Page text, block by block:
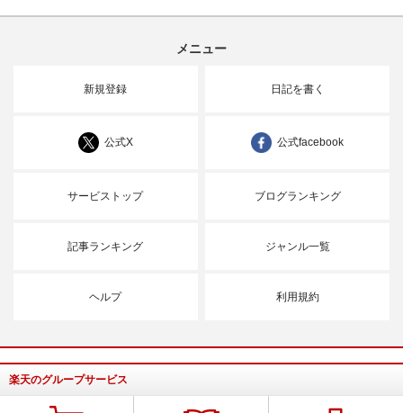
メニュー
新規登録 日記を書く
公式X 公式facebook
サービストップ ブログランキング
記事ランキング ジャンル一覧
ヘルプ 利用規約
楽天のグループサービス